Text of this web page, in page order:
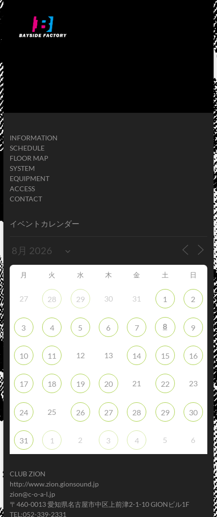
INFORMATION
SCHEDULE
FLOOR MAP
SYSTEM
EQUIPMENT
ACCESS
CONTACT
イベントカレンダー
月 火 水 木 金 土 日
27 28 29 30 31 1 2
3 4 5 6 7 8 9
10 11 12 13 14 15 16
17 18 19 20 21 22 23
24 25 26 27 28 29 30
31 1 2 3 4 5 6
CLUB ZION
http://www.zion.gionsound.jp
zion@c-o-a-l.jp
〒460-0013 愛知県名古屋市中区上前津2-1-10 GIONビル1F
TEL:052-339-2331